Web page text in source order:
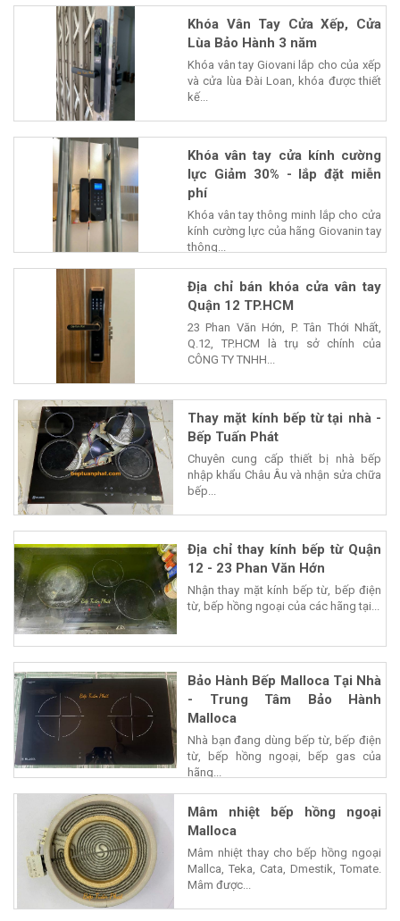
Khóa Vân Tay Cửa Xếp, Cửa
Lùa Bảo Hành 3 năm
Khóa vân tay Giovani lắp cho của xếp
và cửa lùa Đài Loan, khóa được thiết
kế...
Khóa vân tay cửa kính cường
lực Giảm 30% - lắp đặt miễn
phí
Khóa vân tay thông minh lắp cho cửa
kính cường lực của hãng Giovanin tay
thông...
Địa chỉ bán khóa cửa vân tay
Quận 12 TP.HCM
23 Phan Văn Hớn, P. Tân Thới Nhất,
Q.12, TP.HCM là trụ sở chính của
CÔNG TY TNHH...
Thay mặt kính bếp từ tại nhà -
Bếp Tuấn Phát
Chuyên cung cấp thiết bị nhà bếp
nhập khẩu Châu Âu và nhận sửa chữa
bếp...
Địa chỉ thay kính bếp từ Quận
12 - 23 Phan Văn Hớn
Nhận thay mặt kính bếp từ, bếp điện
từ, bếp hồng ngoại của các hãng tại...
Bảo Hành Bếp Malloca Tại Nhà
- Trung Tâm Bảo Hành
Malloca
Nhà bạn đang dùng bếp từ, bếp điện
từ, bếp hồng ngoại, bếp gas của
hãng...
Mâm nhiệt bếp hồng ngoại
Malloca
Mâm nhiệt thay cho bếp hồng ngoại
Mallca, Teka, Cata, Dmestik, Tomate.
Mâm được...